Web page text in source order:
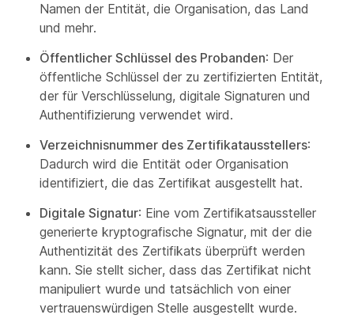
Namen der Entität, die Organisation, das Land
und mehr.
Öffentlicher Schlüssel des Probanden: Der
öffentliche Schlüssel der zu zertifizierten Entität,
der für Verschlüsselung, digitale Signaturen und
Authentifizierung verwendet wird.
Verzeichnisnummer des Zertifikatausstellers:
Dadurch wird die Entität oder Organisation
identifiziert, die das Zertifikat ausgestellt hat.
Digitale Signatur: Eine vom Zertifikatsaussteller
generierte kryptografische Signatur, mit der die
Authentizität des Zertifikats überprüft werden
kann. Sie stellt sicher, dass das Zertifikat nicht
manipuliert wurde und tatsächlich von einer
vertrauenswürdigen Stelle ausgestellt wurde.